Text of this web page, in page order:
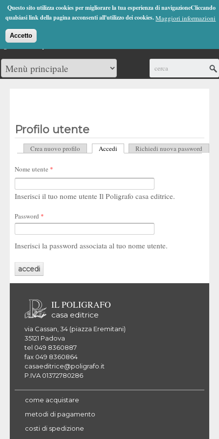
Questo sito utilizza cookies per migliorare la tua esperienza di navigazioneCliccando
qualsiasi link della pagina acconsenti all'utilizzo dei cookies.Maggiori informazioni
Accetto
Jump to Navigation
(0)
Profilo utente
Schede primarie
Crea nuovo profilo Accedi (scheda attiva)
Richiedi nuova password
Nome utente *
Inserisci il tuo nome utente Il Poligrafo casa editrice.
Password *
Inserisci la password associata al tuo nome utente.
IL POLIGRAFO
casa editrice
via Cassan, 34 (piazza Eremitani)
35121 Padova
tel 049 8360887
fax 049 8360864
casaeditrice@poligrafo.it
P.IVA 01372780286
come acquistare
metodi di pagamento
costi di spedizione